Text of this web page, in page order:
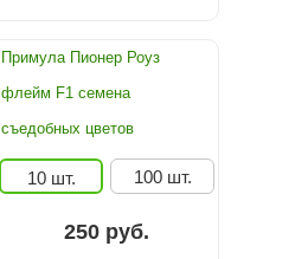
Примула Пионер Роуз
флейм F1 семена
съедобных цветов
10 шт. 100 шт.
250 руб.